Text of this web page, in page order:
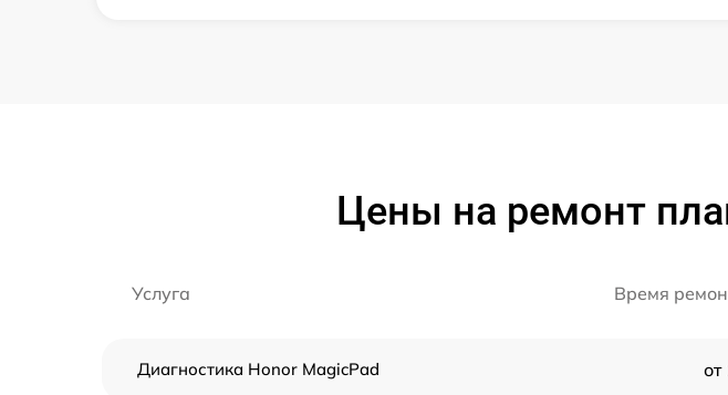
Цены на ремонт
Услуга Время
Диагностика Honor MagicPad от